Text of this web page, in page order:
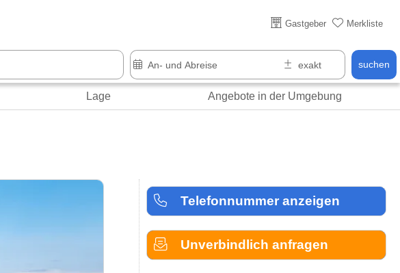
Gastgeber Merkliste
suchen
Lage Angebote in der Umgebung
Telefonnummer anzeigen
Unverbindlich anfragen